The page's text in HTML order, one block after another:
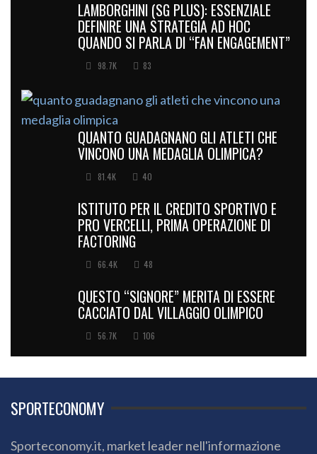
LAMBORGHINI (SG PLUS): ESSENZIALE
DEFINIRE UNA STRATEGIA AD HOC
QUANDO SI PARLA DI “FAN ENGAGEMENT”
98.7K 83
QUANTO GUADAGNANO GLI ATLETI CHE
VINCONO UNA MEDAGLIA OLIMPICA?
81.4K 40
ISTITUTO PER IL CREDITO SPORTIVO E
PRO VERCELLI, PRIMA OPERAZIONE DI
FACTORING
66.4K 48
QUESTO “SIGNORE” MERITA DI ESSERE
CACCIATO DAL VILLAGGIO OLIMPICO
56.7K 106
SPORTECONOMY
Sporteconomy.it, market leader nell'informazione